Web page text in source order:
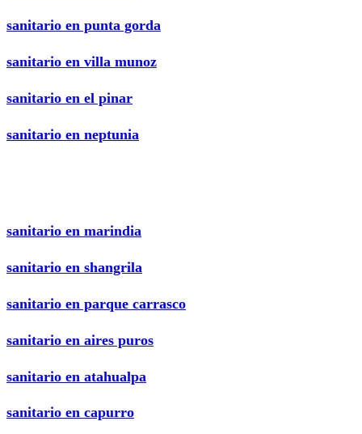
sanitario en punta gorda
sanitario en villa munoz
sanitario en el pinar
sanitario en neptunia
sanitario en marindia
sanitario en shangrila
sanitario en parque carrasco
sanitario en aires puros
sanitario en atahualpa
sanitario en capurro